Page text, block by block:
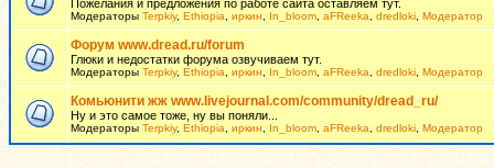
Пожелания и предложения по работе сайта оставляем тут.
Модераторы Terpkiy, Ethiopia иркин In_bloom aFReeka dredloki Модератор
Форум www.dread.ru/forum
Глюки и недостатки форума озвучиваем тут.
Модераторы Terpkiy, Ethiopia иркин In_bloom aFReeka dredloki Модератор
Комьюнити жж www.livejournal.com/community/dread_ru/
Ну и это самое тоже, ну вы поняли...
Модераторы Terpkiy, Ethiopia иркин In_bloom aFReeka dredloki Модератор